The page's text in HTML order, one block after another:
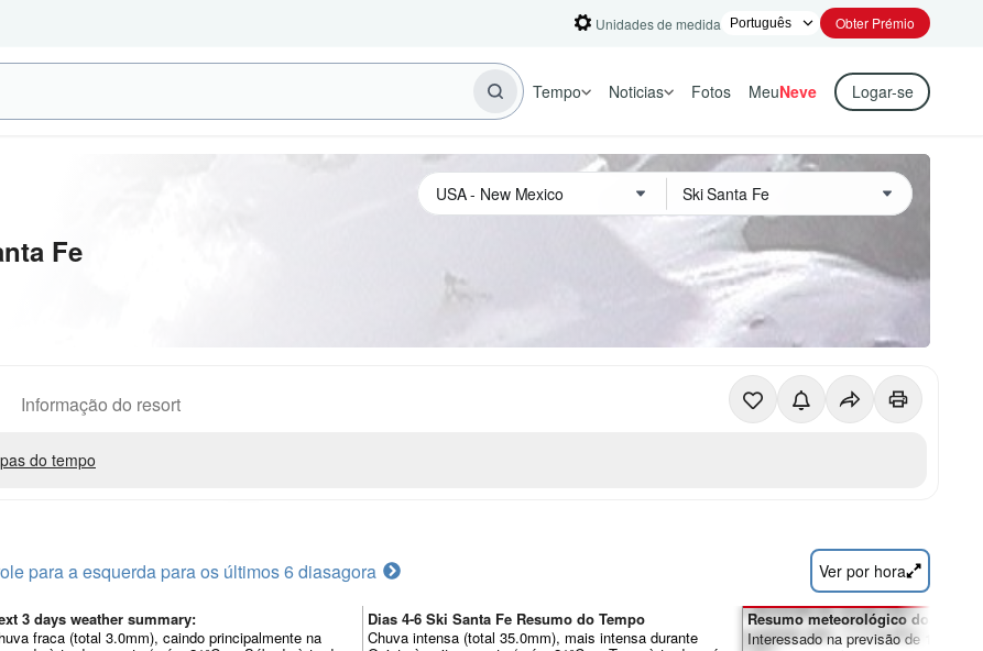
Unidades de medida Obter Prémio
Tempo Noticias Fotos MeuNeve Logar-se
Fe
Informação do resort
do tempo
para a esquerda para os últimos 6 diasagora Ver por hora
3 days weather summary:
fraca (total 3.0mm), caindo principalmente na
Dias 4-6 Ski Santa Fe Resumo do Tempo
Chuva intensa (total 35.0mm), mais intensa durante
Resumo meteorológico dos dias
Interessado na previsão de 16